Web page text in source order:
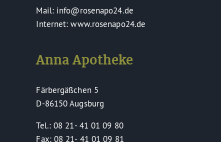
Mail: info@rosenapo24.de
Internet: www.rosenapo24.de
Anna Apotheke
Färbergäßchen 5
D-86150 Augsburg
Tel.: 08 21- 41 01 09 80
Fax: 08 21- 41 01 09 81